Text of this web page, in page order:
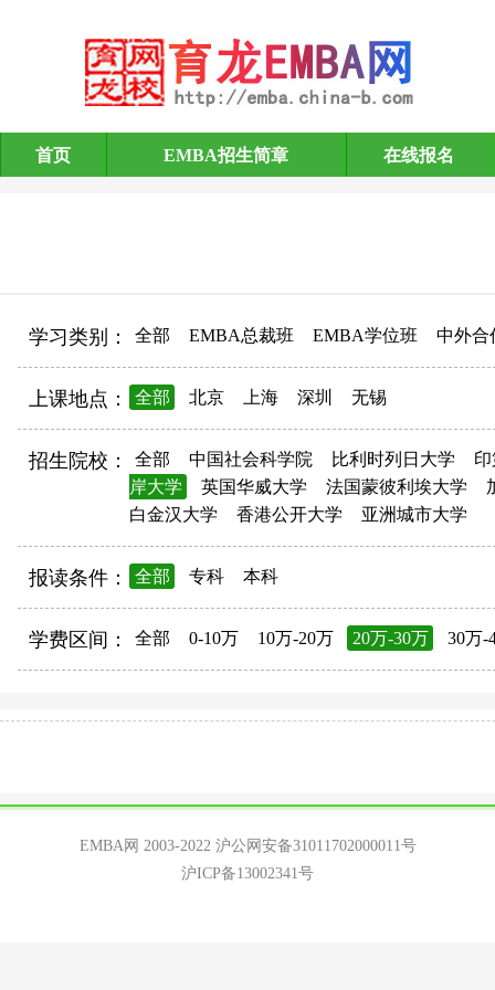
EMBA招生简章
首页 EMBA招生简章 在线报名
学习类别： 全部 EMBA总裁班 EMBA学位班 中外合
上课地点： 全部 北京 上海 深圳 无锡
招生院校： 全部 中国社会科学院 比利时列日大学
岸大学
英国华威大学 法国蒙彼利埃大学
白金汉大学
香港公开大学 亚洲城市大学
报读条件： 全部 专科 本科
学费区间： 全部 0-10万 10万-20万 20万-30万 30万-
EMBA网 2003-2022 沪公网安备31011702000011号
沪ICP备13002341号